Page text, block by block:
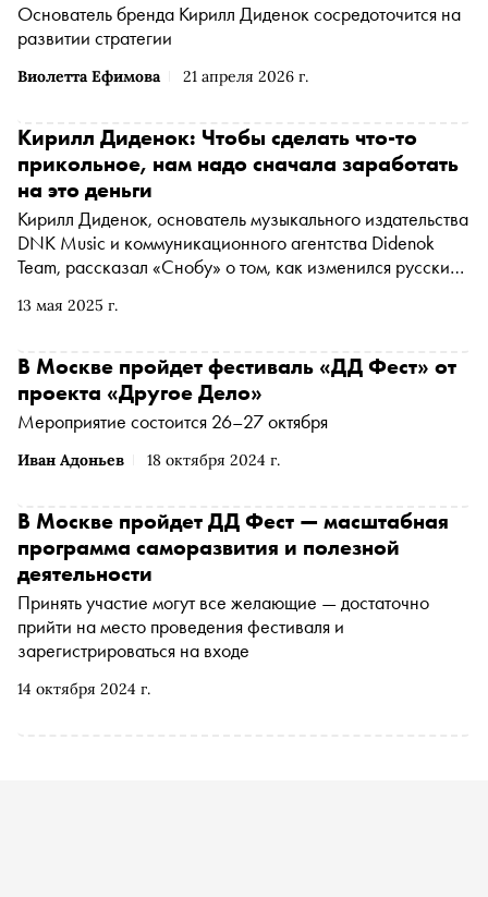
Виолетта Ефимова 21 апреля 2026 г.
Основатель бренда Кирилл Диденок сосредоточится на
развитии стратегии
13 мая 2025 г.
Кирилл Диденок: Чтобы сделать что-то
прикольное, нам надо сначала заработать
на это деньги
Кирилл Диденок, основатель музыкального издательства
DNK Music и коммуникационного агентства Didenok
Team, рассказал «Снобу» о том, как изменился русский
артисты идут к популярности в перенасыщенной среде
Иван Адоньев 18 октября 2024 г.
В Москве пройдет фестиваль «ДД Фест» от
проекта «Другое Дело»
Мероприятие состоится 26–27 октября
14 октября 2024 г.
В Москве пройдет ДД Фест — масштабная
программа саморазвития и полезной
деятельности
Принять участие могут все желающие — достаточно
прийти на место проведения фестиваля и
зарегистрироваться на входе